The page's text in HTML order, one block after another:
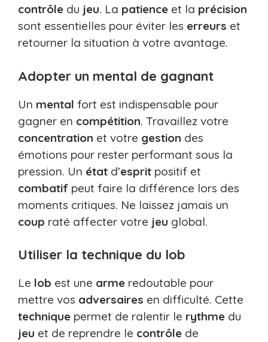
contrôle du jeu. La patience et la précision
sont essentielles pour éviter les erreurs et
retourner la situation à votre avantage.
Adopter un mental de gagnant
Un mental fort est indispensable pour
gagner en compétition. Travaillez votre
concentration et votre gestion des
émotions pour rester performant sous la
pression. Un état d’esprit positif et
combatif peut faire la différence lors des
moments critiques. Ne laissez jamais un
coup raté affecter votre jeu global.
Utiliser la technique du lob
Le lob est une arme redoutable pour
mettre vos adversaires en difficulté. Cette
technique permet de ralentir le rythme du
jeu et de reprendre le contrôle de